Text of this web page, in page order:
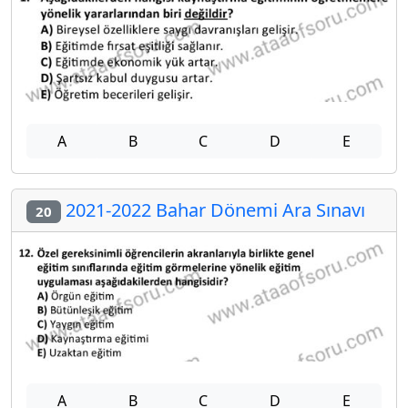
A B C D E
20 2021-2022 Bahar Dönemi Ara Sınavı
A B C D E